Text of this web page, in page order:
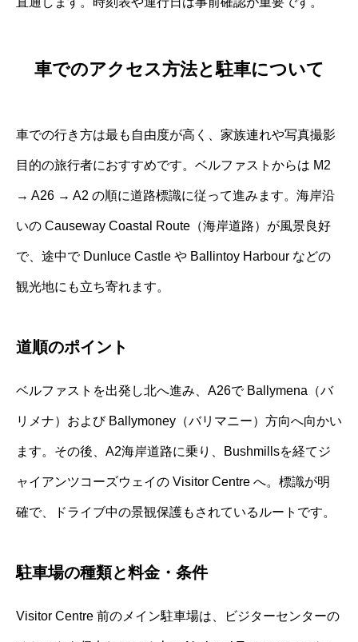
車でのアクセス方法と駐車について
車での行き方は最も自由度が高く、家族連れや写真撮影
目的の旅行者におすすめです。ベルファストからは M2
→ A26 → A2 の順に道路標識に従って進みます。海岸沿
いの Causeway Coastal Route（海岸道路）が風景良好
で、途中で Dunluce Castle や Ballintoy Harbour などの
観光地にも立ち寄れます。
道順のポイント
ベルファストを出発し北へ進み、A26で Ballymena（バ
リメナ）および Ballymoney（バリマニー）方向へ向かい
ます。その後、A2海岸道路に乗り、Bushmillsを経てジ
ャイアンツコーズウェイの Visitor Centre へ。標識が明
確で、ドライブ中の景観保護もされているルートです。
駐車場の種類と料金・条件
Visitor Centre 前のメイン駐車場は、ビジターセンターの